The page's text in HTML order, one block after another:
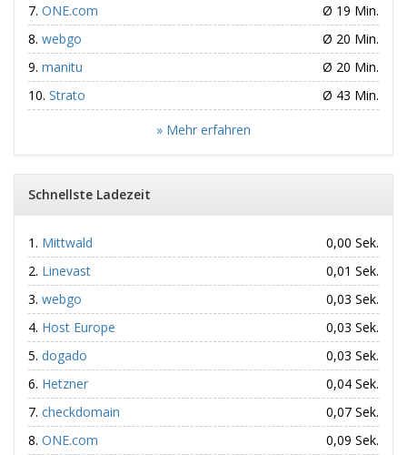
ONE.com
Ø 19 Min.
webgo
Ø 20 Min.
manitu
Ø 20 Min.
Strato
Ø 43 Min.
» Mehr erfahren
Schnellste Ladezeit
Mittwald
0,00 Sek.
Linevast
0,01 Sek.
webgo
0,03 Sek.
Host Europe
0,03 Sek.
dogado
0,03 Sek.
Hetzner
0,04 Sek.
checkdomain
0,07 Sek.
ONE.com
0,09 Sek.